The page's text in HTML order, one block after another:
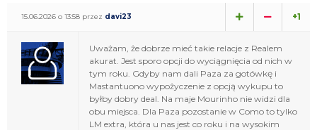
15.06.2026 o 13:58 przez davi23 +1
Uważam, że dobrze mieć takie relacje z Realem
akurat. Jest sporo opcji do wyciągnięcia od nich w
tym roku. Gdyby nam dali Paza za gotówkę i
Mastantuono wypożyczenie z opcją wykupu to
byłby dobry deal. Na maje Mourinho nie widzi dla
obu miejsca. Dla Paza pozostanie w Como to tylko
LM extra, która u nas jest co roku i na wysokim